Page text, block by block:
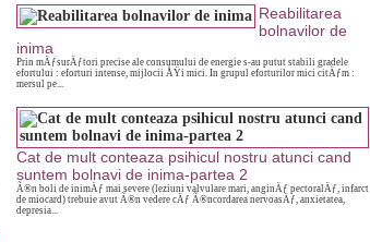
Reabilitarea
bolnavilor de
inima
Prin mÄƒsurÄƒtori precise ale consumului de energie s-au putut stabili gradele
efortului : eforturi intense, mijlocii ÅŸi mici. In grupul eforturilor mici citÄƒm :
mersul pe...
Cat de mult conteaza psihicul nostru atunci cand
suntem bolnavi de inima-partea 2
Ã®n boli de inimÄƒ mai severe (leziuni valvulare mari, anginÄƒ pectoralÄƒ, infarct
de miocard) trebuie avut Ã®n vedere cÄƒ Ã®ncordarea nervoasÄƒ, anxietatea,
depresia...